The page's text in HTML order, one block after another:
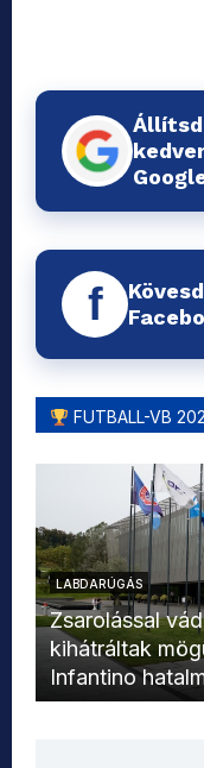
f
FUTBALL-VB
LABDARÚGÁS
Zsarolással
kihátráltak
Infantino